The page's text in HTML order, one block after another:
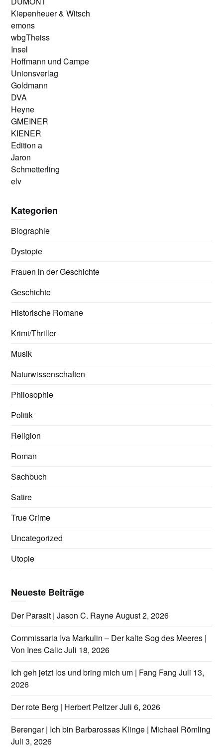
Kiepenheuer & Witsch
emons
wbgTheiss
Insel
Hoffmann und Campe
Unionsverlag
Goldmann
DVA
Heyne
GMEINER
KIENER
Edition a
Jaron
Schmetterling
elv
Kategorien
Biographie
Dystopie
Frauen in der Geschichte
Geschichte
Historische Romane
Krimi/Thriller
Musik
Naturwissenschaften
Philosophie
Politik
Religion
Roman
Sachbuch
Satire
True Crime
Uncategorized
Utopie
Neueste Beiträge
Der Parasit | Jason C. RayneAugust 2, 2026
Commissaria Iva Markulin – Der kalte Sog des Meeres |
Von Ines CalicJuli 18, 2026
Ich geh jetzt los und bring mich um | Fang Fang Juli 13,
2026
Der rote Berg | Herbert PeltzerJuli 6, 2026
Berengar | Ich bin Barbarossas Klinge | Michael Römling
Juli 3, 2026